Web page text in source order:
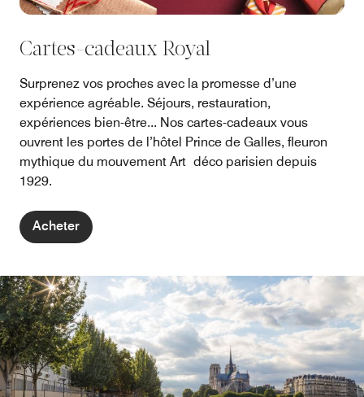
Cartes-cadeaux Royal
Surprenez vos proches avec la promesse d’une
expérience agréable. Séjours, restauration,
expériences bien-être... Nos cartes-cadeaux vous
ouvrent les portes de l’hôtel Prince de Galles, fleuron
mythique du mouvement Art déco parisien depuis
1929.
Acheter